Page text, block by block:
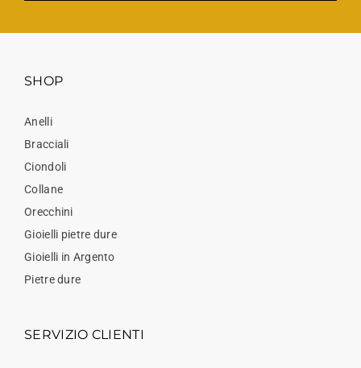
SHOP
Anelli
Bracciali
Ciondoli
Collane
Orecchini
Gioielli pietre dure
Gioielli in Argento
Pietre dure
SERVIZIO CLIENTI